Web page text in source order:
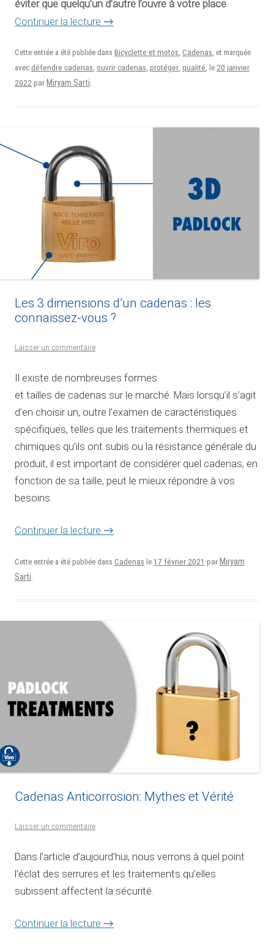
éviter que quelqu’un d’autre l’ouvre à votre place.
Continuer la lecture →
Cette entrée a été publiée dans Bicyclette et motos, Cadenas, et marquée
avec défendre cadenas, ouvrir cadenas, protéger, qualité, le 20 janvier
2022 par Miryam Sarti.
Les 3 dimensions d’un cadenas : les
connaissez-vous ?
Laisser un commentaire
Il existe de nombreuses formes
et tailles de cadenas sur le marché. Mais lorsqu’il s’agit
d’en choisir un, outre l’examen de caractéristiques
spécifiques, telles que les traitements thermiques et
chimiques qu’ils ont subis ou la résistance générale du
produit, il est important de considérer quel cadenas, en
fonction de sa taille, peut le mieux répondre à vos
besoins.
Continuer la lecture →
Cette entrée a été publiée dans Cadenas le 17 février 2021 par Miryam
Sarti
Cadenas Anticorrosion: Mythes et Vérité
Laisser un commentaire
Dans l’article d’aujourd’hui, nous verrons à quel point
l’éclat des serrures et les traitements qu’elles
subissent affectent la sécurité.
Continuer la lecture →